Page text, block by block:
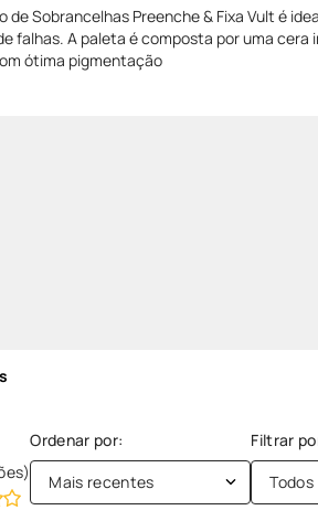
de Sobrancelhas Preenche & Fixa Vult é
falhas. A paleta é composta por uma cera
ótima pigmentação
Mais recentes Todos